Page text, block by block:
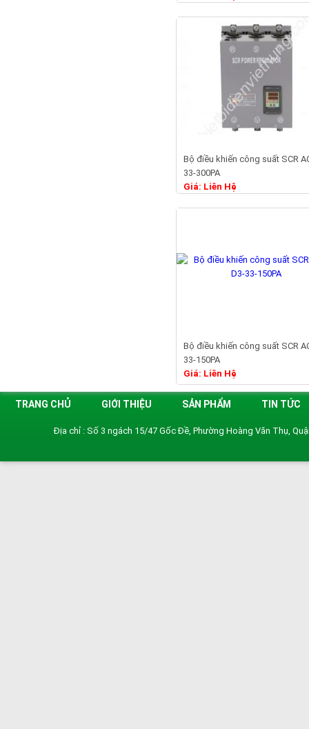
Bộ điều khiến công suất SCR
33-300PA
Giá: Liên Hệ
Bộ điều khiến công suất SCR
33-150PA
Giá: Liên Hệ
TRANG CHỦ GIỚI THIỆU SẢN PHẨM TIN TỨC
Địa chỉ : Số 3 ngách 15/47 Gốc Đề, Phường Hoàng Văn Thụ,